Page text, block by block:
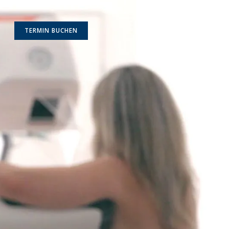
TERMIN BUCHEN